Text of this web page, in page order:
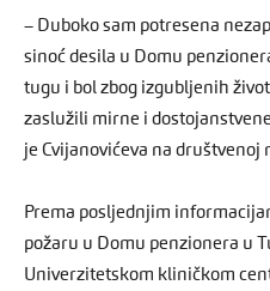
– Duboko sam potresena
sinoć desila u Domu
tugu i bol zbog izgubljenih
zaslužili mirne i
je Cvijanovićeva na društvenoj
Prema posljednjim
požaru u Domu penzionera u
Univerzitetskom kliničkom